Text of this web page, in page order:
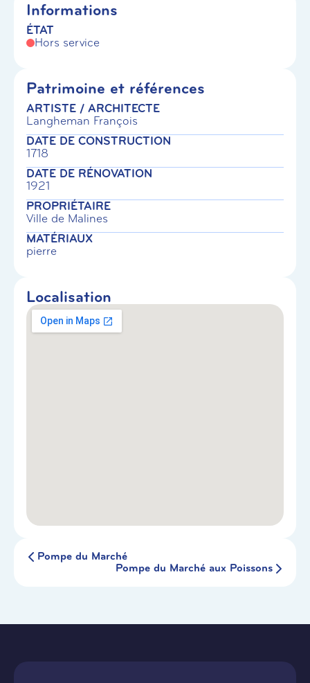
Informations
ÉTAT
Hors service
Patrimoine et références
ARTISTE / ARCHITECTE
Langheman François
DATE DE CONSTRUCTION
1718
DATE DE RÉNOVATION
1921
PROPRIÉTAIRE
Ville de Malines
MATÉRIAUX
pierre
Localisation
Pompe du Marché
Pompe du Marché aux Poissons